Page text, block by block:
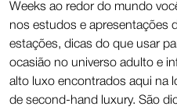
Weeks ao redor do mundo
nos estudos e apresentações
estações, dicas do que usar
ocasião no universo adulto e
alto luxo encontrados aqui na
de second-hand luxury. São